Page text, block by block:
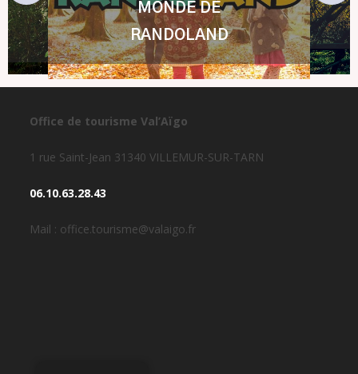
MONDE DE
RANDOLAND
Office de tourisme Val’Aïgo
1 rue Saint-Jean 31340 VILLEMUR-SUR-TARN
06.10.63.28.43
Mail : office.tourisme@valaigo.fr